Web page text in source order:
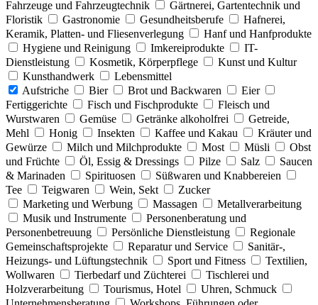
Fahrzeuge und Fahrzeugtechnik
Gärtnerei, Gartentechnik und
Floristik
Gastronomie Gesundheitsberufe
Hafnerei,
Keramik, Platten- und Fliesenverlegung
Hanf und Hanfprodukte
Hygiene und Reinigung
Imkereiprodukte
IT-
Dienstleistung
Kosmetik, Körperpflege
Kunst und Kultur
Kunsthandwerk
Lebensmittel
Aufstriche
Bier Brot und Backwaren
Eier
Fertiggerichte
Fisch und Fischprodukte
Fleisch und
Wurstwaren
Gemüse Getränke alkoholfrei
Getreide,
Mehl
Honig Insekten Kaffee und Kakau
Kräuter und
Gewürze
Milch und Milchprodukte Most Müsli
Obst
und Früchte
Öl, Essig & Dressings Pilze Salz
Saucen
& Marinaden
Spirituosen
Süßwaren und Knabbereien
Tee
Teigwaren Wein, Sekt
Zucker
Marketing und Werbung
Massagen
Metallverarbeitung
Musik und Instrumente
Personenberatung und
Personenbetreuung
Persönliche Dienstleistung
Regionale
Gemeinschaftsprojekte
Reparatur und Service
Sanitär-,
Heizungs- und Lüftungstechnik
Sport und Fitness
Textilien,
Wollwaren
Tierbedarf und Züchterei
Tischlerei und
Holzverarbeitung
Tourismus, Hotel
Uhren, Schmuck